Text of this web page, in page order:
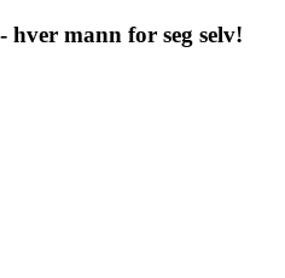
mann for seg selv!